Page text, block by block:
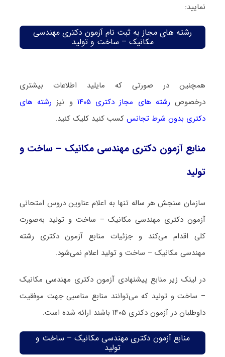
نمایید:
رشته های مجاز به ثبت نام آزمون دکتری مهندسی
مکانیک – ساخت و تولید
همچنین در صورتی که مایلید اطلاعات بیشتری
درخصوص رشته های مجاز دکتری ۱۴۰۵ و نیز رشته های
دکتری بدون شرط تجانسکسب کنید کلیک کنید.
منابع آزمون دکتری مهندسی مکانیک – ساخت و
تولید
سازمان سنجش هر ساله تنها به اعلام عناوین دروس امتحانی
آزمون دکتری مهندسی مکانیک – ساخت و تولید به‌صورت
کلی اقدام می‌کند و جزئیات منابع آزمون دکتری رشته
مهندسی مکانیک – ساخت و تولید اعلام نمی‌شود.
در لینک زیر منابع پیشنهادی آزمون دکتری مهندسی مکانیک
– ساخت و تولید که می‌توانند منابع مناسبی جهت موفقیت
داوطلبان در آزمون دکتری ۱۴۰۵ باشند ارائه شده است.
منابع آزمون دکتری مهندسی مکانیک – ساخت و
تولید